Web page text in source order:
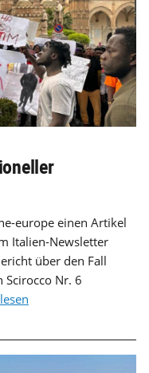
europe einen Artikel
Italien-Newsletter
über den Fall
Nr. 6